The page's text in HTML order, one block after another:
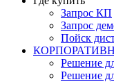
Запрос КП
Запрос
Пойск
Решение
Решение